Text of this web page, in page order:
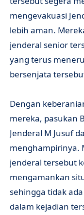
mengevakuasi
lebih aman.
jenderal senior
yang terus
bersenjata
Dengan
mereka, pasukan
Jenderal M Jusuf
menghampirinya.
jenderal tersebut
mengamankan
sehingga tidak
dalam kejadian